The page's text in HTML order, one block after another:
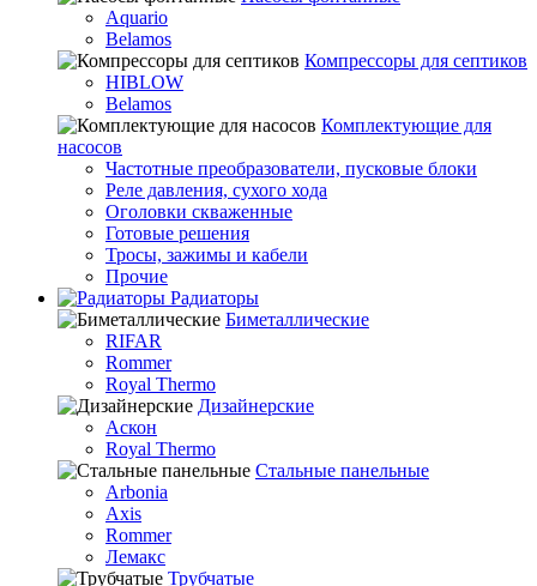
Aquario
Belamos
Компрессоры для септиков
HIBLOW
Belamos
Комплектующие для
насосов
Частотные преобразователи, пусковые блоки
Реле давления, сухого хода
Оголовки скваженные
Готовые решения
Тросы, зажимы и кабели
Прочие
Радиаторы
Биметаллические
RIFAR
Rommer
Royal Thermo
Дизайнерские
Аскон
Royal Thermo
Стальные панельные
Arbonia
Axis
Rommer
Лемакс
Трубчатые